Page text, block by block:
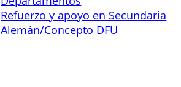
Refuerzo y apoyo en Secundaria
Alemán/Concepto DFU